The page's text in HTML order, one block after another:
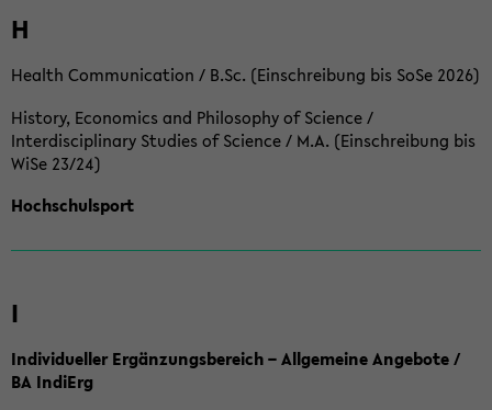
H
Health Communication / B.Sc. (Einschreibung bis SoSe 2026)
History, Economics and Philosophy of Science /
Interdisciplinary Studies of Science / M.A. (Einschreibung bis
WiSe 23/24)
Hochschulsport
I
Individueller Ergänzungsbereich – Allgemeine Angebote /
BA IndiErg